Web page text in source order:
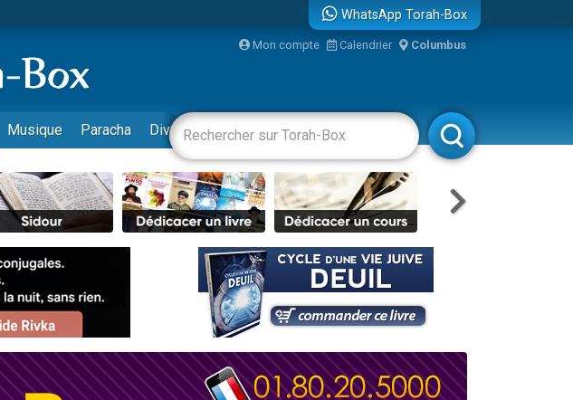
6 enfants, victime de violences...
Pour les Enfants
dans un appartement insalubre
aux Orphelins
WhatsApp Torah-Box
Mon compte Calendrier Columbus
Musique Paracha Divertissements Livres Rabbanim